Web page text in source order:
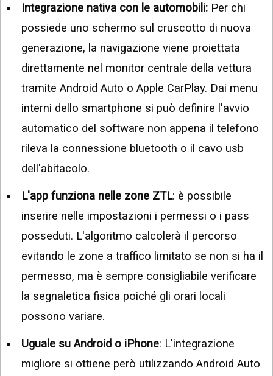
Integrazione nativa con le automobili: Per chi
possiede uno schermo sul cruscotto di nuova
generazione, la navigazione viene proiettata
direttamente nel monitor centrale della vettura
tramite Android Auto o Apple CarPlay. Dai menu
interni dello smartphone si può definire l'avvio
automatico del software non appena il telefono
rileva la connessione bluetooth o il cavo usb
dell'abitacolo.
L'app funziona nelle zone ZTL: è possibile
inserire nelle impostazioni i permessi o i pass
posseduti. L'algoritmo calcolerà il percorso
evitando le zone a traffico limitato se non si ha il
permesso, ma è sempre consigliabile verificare
la segnaletica fisica poiché gli orari locali
possono variare.
Uguale su Android o iPhone: L'integrazione
migliore si ottiene però utilizzando Android Auto